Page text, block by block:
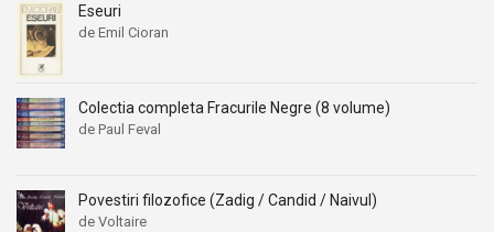
Alexandre Dumas fiul
Alexandre Koyre
Alexandrian
Alexandru Balaci
Alexandru Busuioceanu
Alexandru Elian
Alexandre Dumas fiul
Alexandre Koyre
Alexandrian
Alexandru Balaci
Alexandru Busuioceanu
Alexandru Elian
Eseuri
de Emil Cioran
Colectia completa Fracurile Negre (8 volume)
de Paul Feval
Povestiri filozofice (Zadig / Candid / Naivul)
de Voltaire